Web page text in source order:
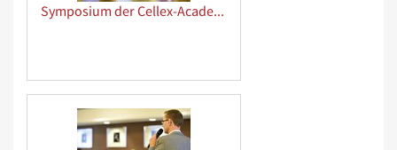
Symposium der Cellex-Academy